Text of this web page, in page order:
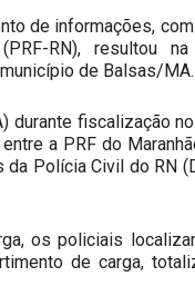
de informações,
RN), resultou
de Balsas/MA.
durante fiscalização
a PRF do
Polícia Civil do RN
os policiais
de carga,